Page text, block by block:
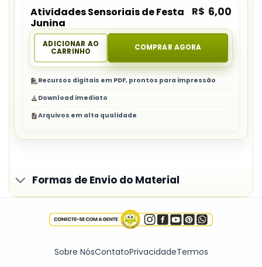
Atividades Sensoriais de Festa
Junina
R$ 6,00
ADICIONAR AO
CARRINHO
COMPRAR AGORA
Recursos digitais em PDF, prontos para impressão
Download imediato
Arquivos em alta qualidade
Formas de Envio do Material
Sobre NósContatoPrivacidadeTermos